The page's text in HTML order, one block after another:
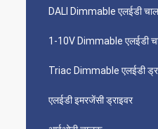
DALI Dimmable एलईडी
1-10V Dimmable एलईडी
Triac Dimmable एलईडी
एलईडी इमरजेंसी ड्राइवर